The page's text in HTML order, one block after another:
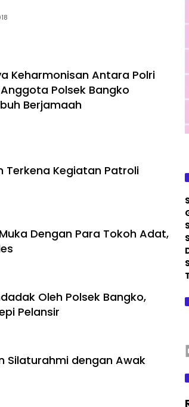
Keharmonisan Antara Polri
Polsek Bangko
Berjamaah
Terkena Kegiatan Patroli
Dengan Para Tokoh Adat,
Oleh Polsek Bangko,
Pelansir
Silaturahmi dengan Awak